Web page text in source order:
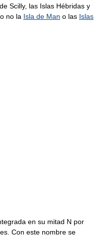
Scilly, las Islas Hébridas y
no la Isla de Man o las Islas
en su mitad N por
Con este nombre se